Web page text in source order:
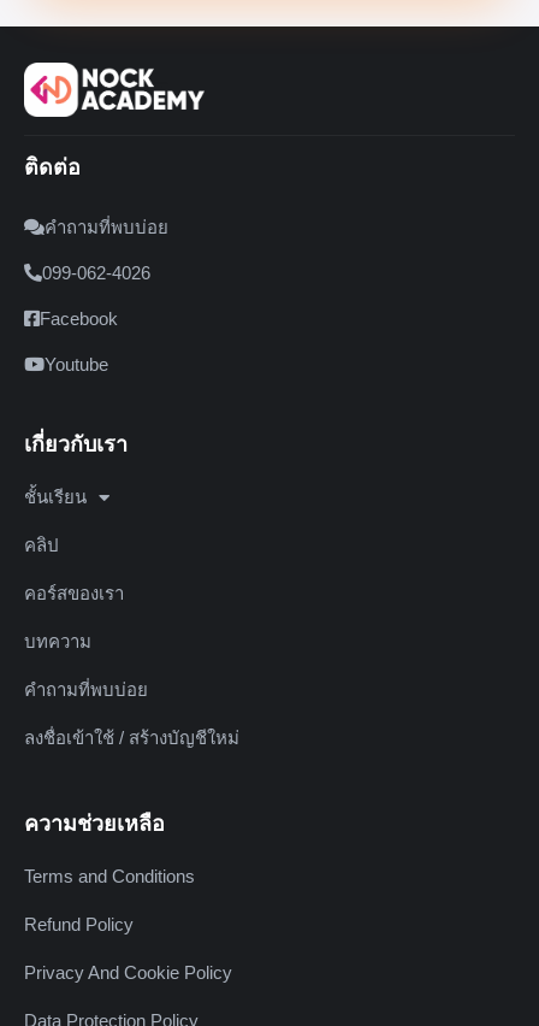
ติดต่อ
คำถามที่พบบ่อย
099-062-4026
Facebook
Youtube
เกี่ยวกับเรา
ชั้นเรียน
คลิป
คอร์สของเรา
บทความ
คำถามที่พบบ่อย
ลงชื่อเข้าใช้ / สร้างบัญชีใหม่
ความช่วยเหลือ
Terms and Conditions
Refund Policy
Privacy And Cookie Policy
Data Protection Policy